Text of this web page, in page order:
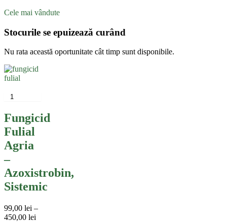
Cele mai vândute
Stocurile se epuizează curând
Nu rata această oportunitate cât timp sunt disponibile.
produs
mai
multe
variații.
Opțiunile
pot
fi
alese
în
pagina
Fungicid
Fulial
Agria
–
Azoxistrobin,
Sistemic
99,00 lei –
450,00 lei